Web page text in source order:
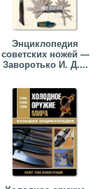
Энциклопедия
советских ножей —
Заворотько И. Д....